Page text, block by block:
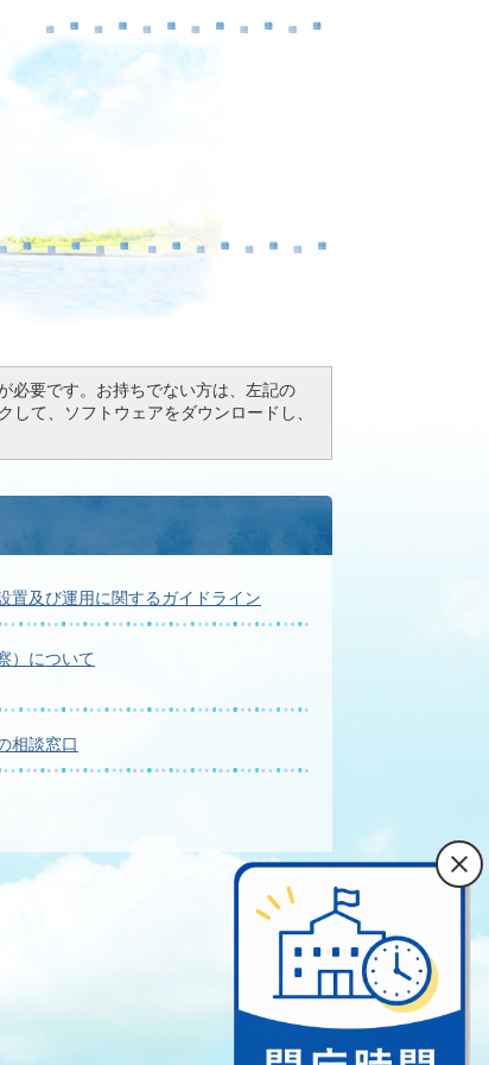
要です。お持ちでない方は、左記の
て、ソフトウェアをダウンロードし、
置及び運用に関するガイドライン
）について
相談窓口